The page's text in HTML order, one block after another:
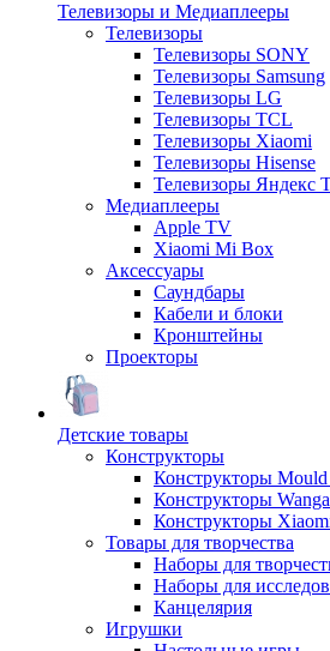
Телевизоры и Медиаплееры
Телевизоры
Телевизоры SONY
Телевизоры Samsung
Телевизоры LG
Телевизоры TCL
Телевизоры Xiaomi
Телевизоры Hisense
Телевизоры Яндекс
Медиаплееры
Apple TV
Xiaomi Mi Box
Аксессуары
Саундбары
Кабели и блоки
Кронштейны
Проекторы
Детские товары
Конструкторы
Конструкторы
Конструкторы
Конструкторы
Товары для творчества
Наборы для
Наборы для
Канцелярия
Игрушки